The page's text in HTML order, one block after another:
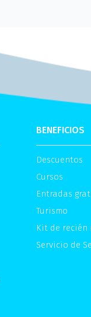
BENEFICIOS
Descuentos
Cursos
Entradas
Turismo
Kit de recién
Servicio de